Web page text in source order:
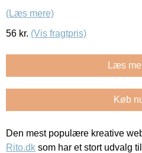
(Læs mere)
56 kr. (Vis fragtpris)
Læs
Køb
Den mest populære kreative
Rito.dk som har et stort udvalg